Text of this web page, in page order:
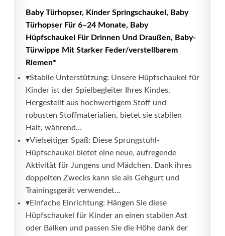
Baby Türhopser, Kinder Springschaukel, Baby
Türhopser Für 6–24 Monate, Baby
Hüpfschaukel Für Drinnen Und Draußen, Baby-
Türwippe Mit Starker Feder/verstellbarem
Riemen*
▾Stabile Unterstützung: Unsere Hüpfschaukel für
Kinder ist der Spielbegleiter Ihres Kindes.
Hergestellt aus hochwertigem Stoff und
robusten Stoffmaterialien, bietet sie stabilen
Halt, während...
▾Vielseitiger Spaß: Diese Sprungstuhl-
Hüpfschaukel bietet eine neue, aufregende
Aktivität für Jungens und Mädchen. Dank ihres
doppelten Zwecks kann sie als Gehgurt und
Trainingsgerät verwendet...
▾Einfache Einrichtung: Hängen Sie diese
Hüpfschaukel für Kinder an einen stabilen Ast
oder Balken und passen Sie die Höhe dank der